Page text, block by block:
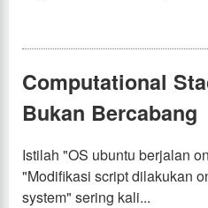
Computational
Bukan Bercabang
Istilah "OS ubuntu berjalan
"Modifikasi script dilakukan
system" sering kali...